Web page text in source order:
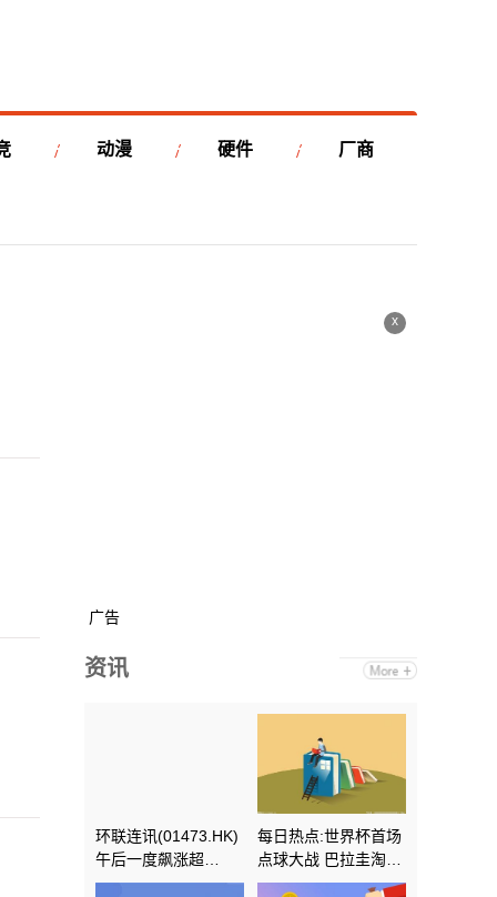
动漫 硬件 厂商
x
广告
资讯
环联连讯(01473.HK)
午后一度飙涨超
50%，截至发稿，涨
每日热点:世界杯首场
点球大战 巴拉圭淘汰
德国进16强